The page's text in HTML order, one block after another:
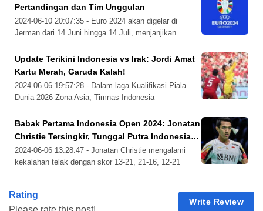
Flick dan manajemen Barcelona kini harus mencari cara
lain untuk memenuhi daftar pemain yang diinginkan pelatih
baru ini. Mengingat situasi finansial klub yang masih belum
stabil, Flick harus bekerja sama dengan manajemen untuk
mencari solusi yang tidak hanya menguntungkan tim dari
segi teknis tetapi juga dari segi finansial.
diambil akan membantu tim berkembang, baik dalam
jangka pendek maupun jangka panjang,” kata Flick.
Dengan pendekatan yang hati-hati dan strategis, Flick
berharap dapat membawa Barcelona kembali ke jalur
Salah satu strategi yang mungkin diambil adalah mencari
Pertandingan dan Tim Unggulan
2024-06-10 20:07:35 - Euro 2024 akan digelar di
Jerman dari 14 Juni hingga 14 Juli, menjanjikan
Eropa. Berikut adalah jadwal lengkap pertandingan
Euro 2024, yang akan disiarkan langsung di RCTI
Update Terikini Indonesia vs Irak: Jordi Amat
Kartu Merah, Garuda Kalah!
2024-06-06 19:57:28 - Dalam laga Kualifikasi Piala
Dunia 2026 Zona Asia, Timnas Indonesia
Karno, Senayan, pada Kamis, 6 Juni 2024.
Sayangnya, Garuda harus menelan kekalahan
Babak Pertama Indonesia Open 2024: Jonatan
Christie Tersingkir, Tunggal Putra Indonesia
Habis
2024-06-06 13:28:47 - Jonatan Christie mengalami
kekalahan telak dengan skor 13-21, 21-16, 12-21
menjadi pukulan berat karena membuat seluruh
wakil tunggal putra Indonesia harus terhenti
Rating
Write Review